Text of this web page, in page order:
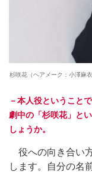
杉咲花（ヘアメーク：小澤麻
－本人役ということ
劇中の「杉咲花」と
しょうか。
役への向き合い
します。自分の名